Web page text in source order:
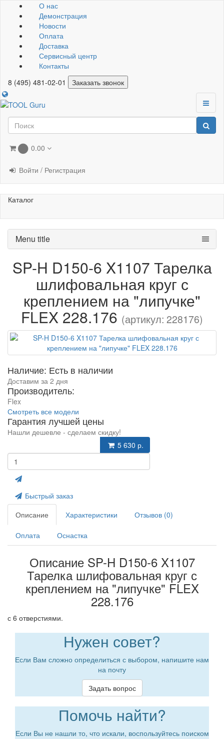
О нас
Демонстрация
Новости
Оплата
Доставка
Сервисный центр
Контакты
8 (495) 481-02-01
Заказать звонок
0.00
Войти / Регистрация
Каталог
Menu title
SP-H D150-6 X1107 Тарелка
шлифовальная круг с
креплением на "липучке"
FLEX 228.176 (артикул: 228176)
Наличие: Есть в наличии
Доставим за 2 дня
Производитель:
Flex
Смотреть все модели
Гарантия лучшей цены
Нашли дешевле - сделаем скидку!
5 630 р.
Быстрый заказ
Описание
Характеристики Отзывов (0)
Оплата Оснастка
Описание SP-H D150-6 X1107
Тарелка шлифовальная круг с
креплением на "липучке" FLEX
228.176
с 6 отверстиями.
Нужен совет?
Если Вам сложно определиться с выбором, напишите нам
на почту
Задать вопрос
Помочь найти?
Если Вы не нашли то, что искали, воспользуйтесь поиском